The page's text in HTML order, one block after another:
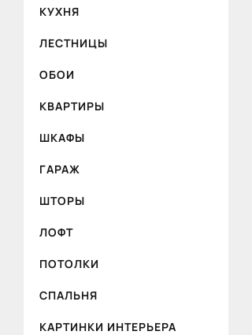
КУХНЯ
ЛЕСТНИЦЫ
ОБОИ
КВАРТИРЫ
ШКАФЫ
ГАРАЖ
ШТОРЫ
ЛОФТ
ПОТОЛКИ
СПАЛЬНЯ
КАРТИНКИ ИНТЕРЬЕРА